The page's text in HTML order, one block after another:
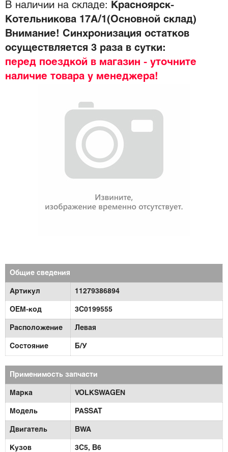
В наличии на складе:
Красноярск-
Котельникова 17А/1(Основной склад)
Внимание! Синхронизация остатков
осуществляется 3 раза в сутки:
перед поездкой в магазин - уточните
наличие товара у менеджера!
Общие сведения
Артикул 11279386894
OEM-код 3C0199555
Расположение Левая
Состояние Б/У
Применимость запчасти
Марка VOLKSWAGEN
Модель PASSAT
Двигатель BWA
Кузов 3C5, B6